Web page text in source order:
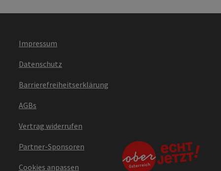
Impressum
Datenschutz
Barrierefreiheitserklärung
AGBs
Vertrag widerrufen
Partner-Sponsoren
Cookies anpassen